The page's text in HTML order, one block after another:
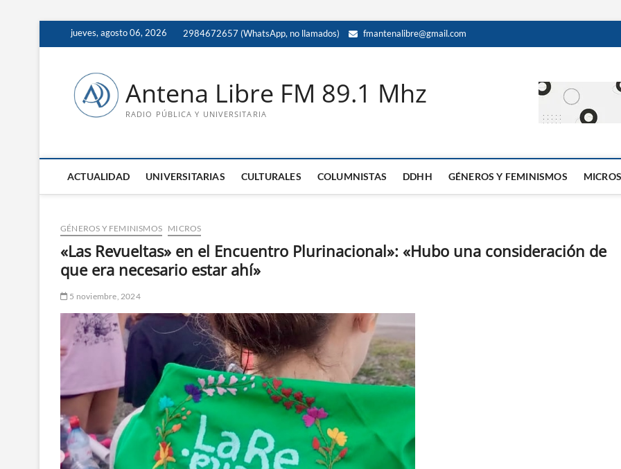
jueves, agosto 06, 2026 2984672657 (WhatsApp, no llamados) fmantenalibre@gmail.com
Antena Libre FM 89.1 Mhz
RADIO PÚBLICA Y UNIVERSITARIA
ACTUALIDAD UNIVERSITARIAS CULTURALES COLUMNISTAS DDHH GÉNEROS Y FEMINISMOS MICROS
GÉNEROS Y FEMINISMOS MICROS
«Las Revueltas» en el Encuentro Plurinacional»: «Hubo una consideración de
que era necesario estar ahí»
5 noviembre, 2024